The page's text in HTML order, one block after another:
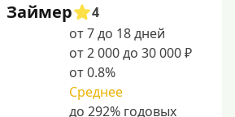
Займер
4
от 7 до 18 дней
от 2 000 до 30 000 ₽
от 0.8%
Среднее